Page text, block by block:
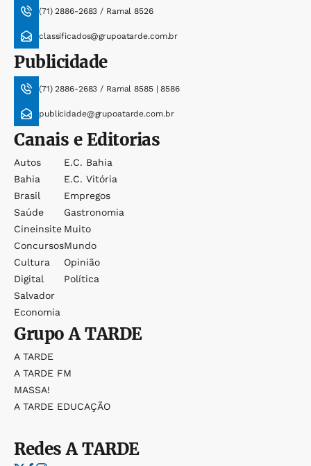
(71) 2886-2683 / Ramal 8526
classificados@grupoatarde.com.br
Publicidade
(71) 2886-2683 / Ramal 8585 | 8586
publicidade@grupoatarde.com.br
Canais e Editorias
Autos
Bahia
Brasil
Saúde
Cineinsite
Concursos
Cultura
Digital
Salvador
Economia
E.c. Bahia
E.c. Vitória
Empregos
Gastronomia
Muito
Mundo
Opinião
Política
GrupoA TARDE
A TARDE
A TARDE FM
MASSA!
A TARDE EDUCAÇÃO
RedesA TARDE